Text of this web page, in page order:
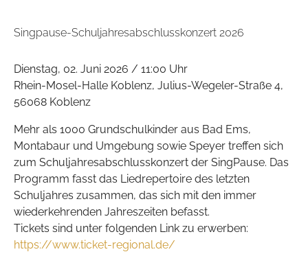
Singpause-Schuljahresabschlusskonzert 2026
Dienstag, 02. Juni 2026 / 11:00 Uhr
Rhein-Mosel-Halle Koblenz, Julius-Wegeler-Straße 4,
56068 Koblenz
Mehr als 1000 Grundschulkinder aus Bad Ems,
Montabaur und Umgebung sowie Speyer treffen sich
zum Schuljahresabschlusskonzert der SingPause. Das
Programm fasst das Liedrepertoire des letzten
Schuljahres zusammen, das sich mit den immer
wiederkehrenden Jahreszeiten befasst.
Tickets sind unter folgenden Link zu erwerben:
https://www.ticket-regional.de/